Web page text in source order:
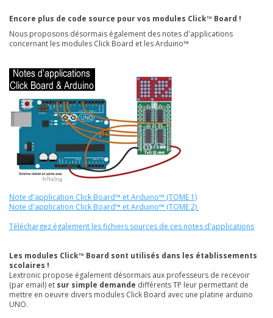
Encore plus de code source pour vos modules Click™ Board !
Nous proposons désormais également des notes d'applications
concernant les modules Click Board et les Arduino™
Note d'application Click Board™ et Arduino™ (TOME 1)
Note d'application Click Board™ et Arduino™ (TOME 2)
Téléchargez également les fichiers sources de ces notes d'applications
Les modules Click™ Board sont utilisés dans les établissements
scolaires !
Lextronic propose également désormais aux professeurs de recevoir
(par email) et sur simple demande différents TP leur permettant de
mettre en oeuvre divers modules Click Board avec une platine arduino
UNO.